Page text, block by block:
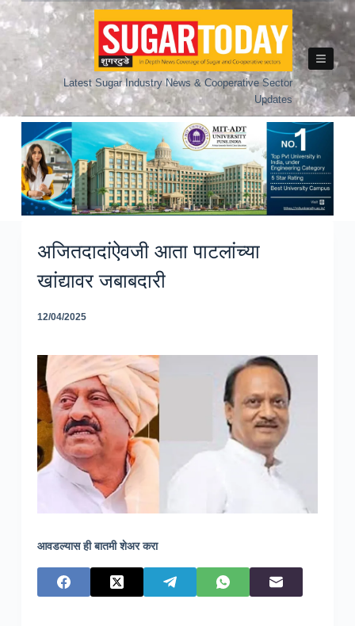
Skip
to
Latest Sugar Industry News & Cooperative Sector
Updates
अजितदादांऐवजी आता पाटलांच्या
खांद्यावर जबाबदारी
12/04/2025
आवडल्यास ही बातमी शेअर करा